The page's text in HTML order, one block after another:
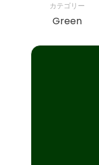
カテゴリー
Green